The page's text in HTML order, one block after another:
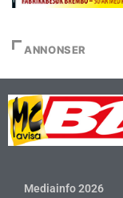
ANNONSER
Mediainfo 2026